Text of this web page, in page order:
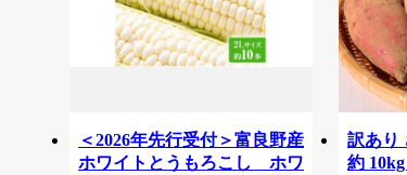
＜2026年先行受付＞富良野産
ホワイトとうもろこし ホワ
訳あり
約